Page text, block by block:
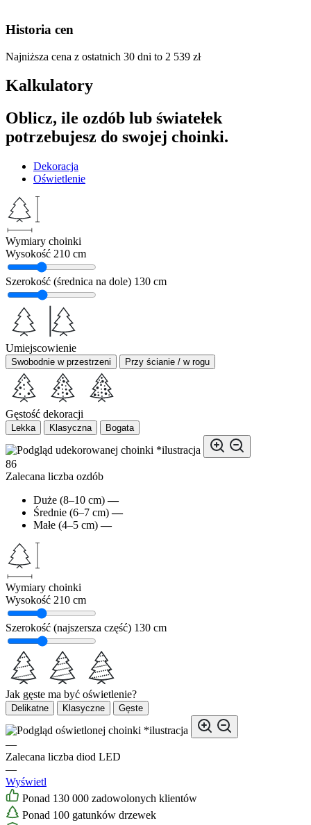
Historia cen
Najniższa cena z ostatnich 30 dni to 2 539 zł
Kalkulatory
Oblicz, ile ozdób lub światełek
potrzebujesz do swojej choinki.
Dekoracja
Oświetlenie
Wymiary choinki
Wysokość 210 cm
Szerokość (średnica na dole) 130 cm
Umiejscowienie
Swobodnie w przestrzeni Przy ścianie / w rogu
Gęstość dekoracji
Lekka Klasyczna Bogata
*ilustracja
86
Zalecana liczba ozdób
Duże (8–10 cm) —
Średnie (6–7 cm) —
Małe (4–5 cm) —
Wymiary choinki
Wysokość 210 cm
Szerokość (najszersza część) 130 cm
Jak gęste ma być oświetlenie?
Delikatne Klasyczne Gęste
*ilustracja
—
Zalecana liczba diod LED
—
Wyświetl
Ponad 130 000 zadowolonych klientów
Ponad 100 gatunków drzewek